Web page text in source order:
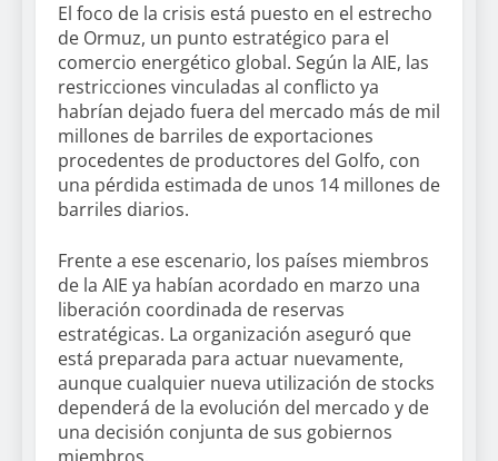
El foco de la crisis está puesto en el estrecho
de Ormuz, un punto estratégico para el
comercio energético global. Según la AIE, las
restricciones vinculadas al conflicto ya
habrían dejado fuera del mercado más de mil
millones de barriles de exportaciones
procedentes de productores del Golfo, con
una pérdida estimada de unos 14 millones de
barriles diarios.
Frente a ese escenario, los países miembros
de la AIE ya habían acordado en marzo una
liberación coordinada de reservas
estratégicas. La organización aseguró que
está preparada para actuar nuevamente,
aunque cualquier nueva utilización de stocks
dependerá de la evolución del mercado y de
una decisión conjunta de sus gobiernos